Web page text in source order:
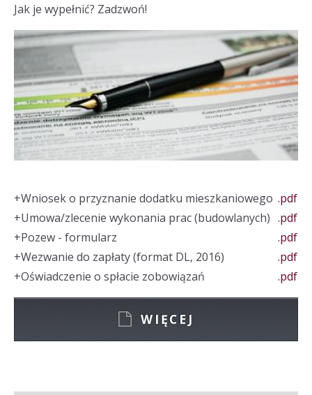
Jak je wypełnić? Zadzwoń!
+Wniosek o przyznanie dodatku mieszkaniowego .pdf
+Umowa/zlecenie wykonania prac (budowlanych) .pdf
+Pozew - formularz
.pdf
+Wezwanie do zapłaty (format DL, 2016)
.pdf
+Oświadczenie o spłacie zobowiązań .pdf
WIĘCEJ